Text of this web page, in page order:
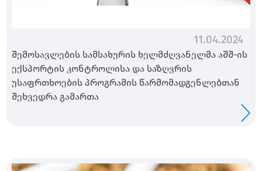
11.04.2024
შემოსავლების სამსახურის ხელმძღვანელმა აშშ-ის
ექსპორტის კონტროლისა და საზღვრის
უსაფრთხოების პროგრამის წარმომადგენლებთან
შეხვედრა გამართა